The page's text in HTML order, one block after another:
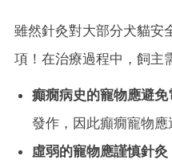
雖然針灸對大部分犬貓安
項！在治療過程中，飼主
癲癇病史的寵物應避免
發作，因此癲癇寵物應
虛弱的寵物應謹慎針灸